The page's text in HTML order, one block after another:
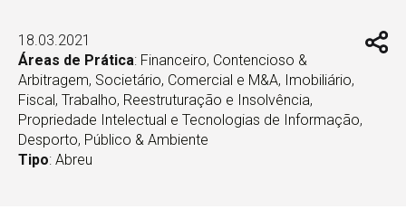
18.03.2021
Áreas de Prática: Financeiro, Contencioso &
Arbitragem, Societário, Comercial e M&A, Imobiliário,
Fiscal, Trabalho, Reestruturação e Insolvência,
Propriedade Intelectual e Tecnologias de Informação,
Desporto, Público & Ambiente
Tipo: Abreu